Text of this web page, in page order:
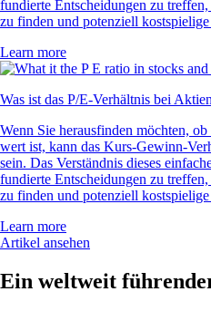
fundierte Entscheidungen zu
zu finden und potenziell
Learn more
Was ist das P/E-Verhältnis bei
Wenn Sie herausfinden möchten,
wert ist, kann das Kurs-Gewinn-
sein. Das Verständnis dieses
fundierte Entscheidungen zu
zu finden und potenziell
Learn more
Artikel ansehen
Ein weltweit